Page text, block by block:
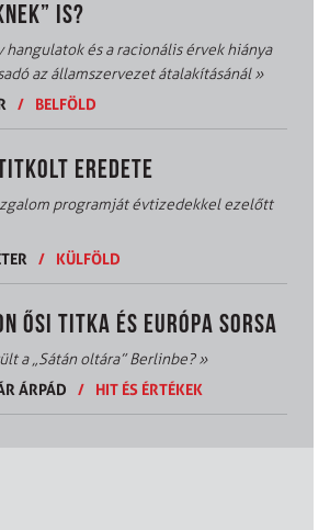
IS?
hangulatok és a racionális érvek hiánya
az államszervezet átalakításánál»
/ BELFÖLD
EREDETE
programját évtizedekkel ezelőtt
/ KÜLFÖLD
ŐSI TITKA ÉS EURÓPA SORSA
a „Sátán oltára” Berlinbe?»
ÁRPÁD
/ HIT ÉS ÉRTÉKEK